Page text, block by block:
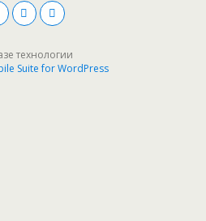
технологии
Suite for WordPress